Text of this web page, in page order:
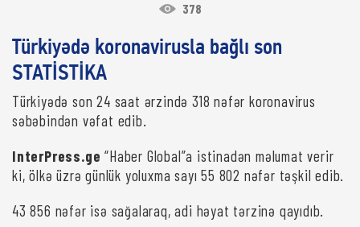
378
Türkiyədə koronavirusla bağlı son
STATİSTİKA
Türkiyədə son 24 saat ərzində 318 nəfər koronavirus
səbəbindən vəfat edib.
InterPress.ge “Haber Global”a istinadən məlumat verir
ki, ölkə üzrə günlük yoluxma sayı 55 802 nəfər təşkil edib.
43 856 nəfər isə sağalaraq, adi həyat tərzinə qayıdıb.